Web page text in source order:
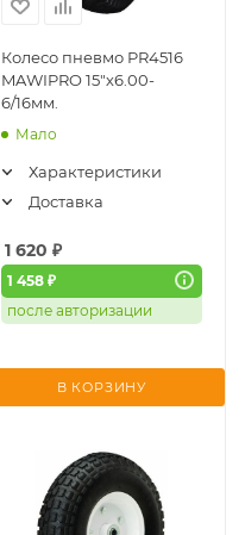
Колесо пневмо PR4516
MAWIPRO 15"х6.00-
6/16мм.
Мало
Характеристики
Доставка
1 620 ₽
1 458 ₽
после авторизации
В КОРЗИНУ